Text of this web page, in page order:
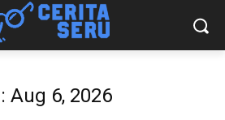
Aug 6, 2026